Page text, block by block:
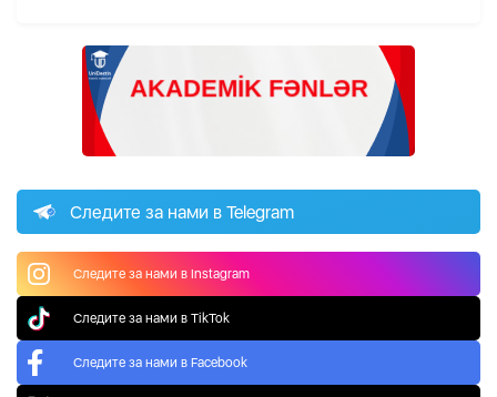
Следите за нами в Telegram
Следите за нами в Instagram
Следите за нами в TikTok
Следите за нами в Facebook